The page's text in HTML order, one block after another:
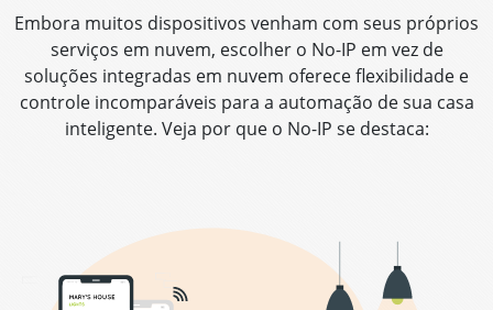
Embora muitos dispositivos venham com seus próprios
serviços em nuvem, escolher o No-IP em vez de
soluções integradas em nuvem oferece flexibilidade e
controle incomparáveis para a automação de sua casa
inteligente. Veja por que o No-IP se destaca: